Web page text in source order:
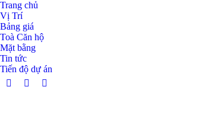
Trang chủ
Vị Trí
Bảng giá
Toà Căn hộ
Mặt bằng
Tin tức
Tiến độ dự án
Facebook
TwitterDribbble